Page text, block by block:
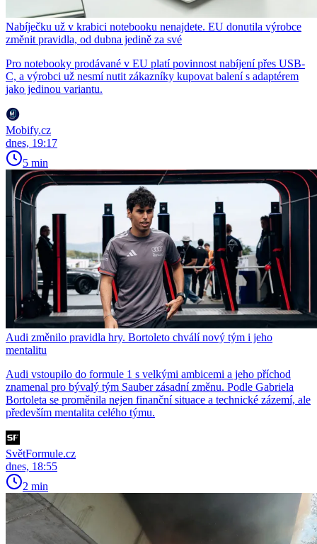
Nabíječku už v krabici notebooku nenajdete. EU donutila výrobce
změnit pravidla, od dubna jedině za své
Pro notebooky prodávané v EU platí povinnost nabíjení přes USB-
C, a výrobci už nesmí nutit zákazníky kupovat balení s adaptérem
jako jedinou variantu.
Mobify.cz
dnes, 19:17
5 min
Audi změnilo pravidla hry. Bortoleto chválí nový tým i jeho
mentalitu
Audi vstoupilo do formule 1 s velkými ambicemi a jeho příchod
znamenal pro bývalý tým Sauber zásadní změnu. Podle Gabriela
Bortoleta se proměnila nejen finanční situace a technické zázemí, ale
především mentalita celého týmu.
SvětFormule.cz
dnes, 18:55
2 min